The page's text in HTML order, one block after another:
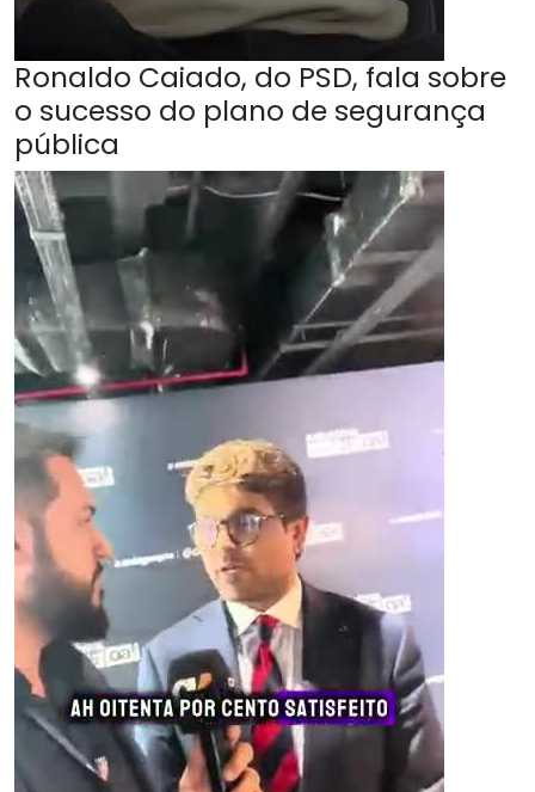
Ronaldo Caiado, do PSD, fala sobre
o sucesso do plano de segurança
pública